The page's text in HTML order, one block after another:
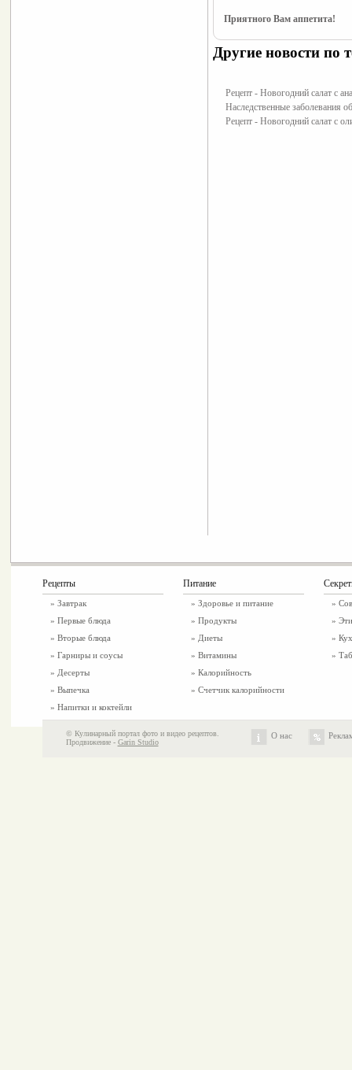
Приятного Вам аппетита!
Другие новости по
Рецепт - Новогодний салат с
Наследственные заболевания
Рецепт - Новогодний салат с
Рецепты
» Завтрак
» Первые блюда
» Вторые блюда
» Гарниры и соусы
» Десерты
» Выпечка
» Напитки и коктейли
Питание
» Здоровье и питание
» Продукты
» Диеты
» Витамины
» Калорийность
» Счетчик калорийности
»
»
»
»
© Кулинарный портал фото и видео рецептов.
Продвижение - Garin Studio
О нас